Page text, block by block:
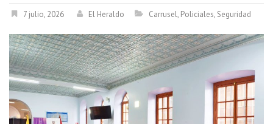
7 julio, 2026 El Heraldo Carrusel, Policiales, Seguridad